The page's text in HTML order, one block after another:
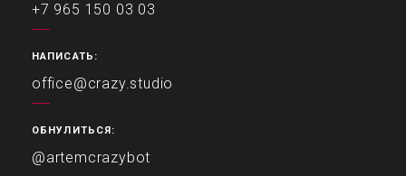
+7 965 150 03 03
НАПИСАТЬ:
office@crazy.studio
ОБНУЛИТЬСЯ:
@artemcrazybot